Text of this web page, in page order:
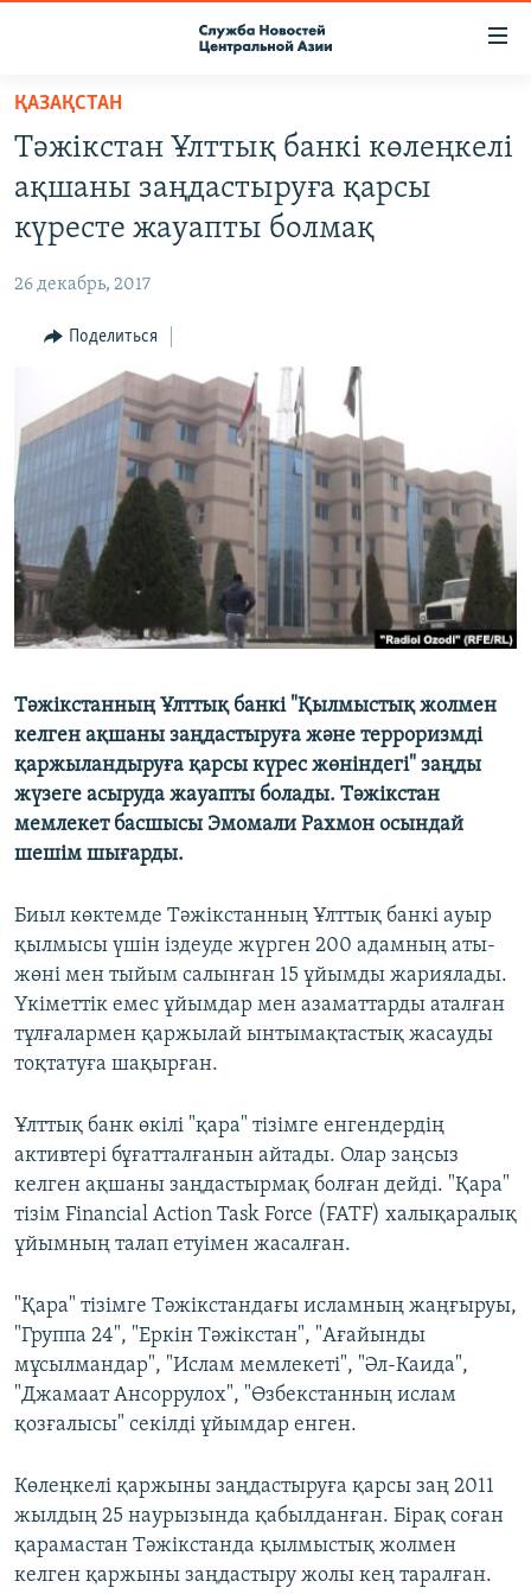
Вернуться
основному
содержанию
главной
навигации
Вернутся
НАСТОЯЩЕЕ ВРЕМЯ
МИГРАНТ МЕДИА
ҚАЗАҚСТАН
Тәжікстан Ұлттық банкі көлеңкелі
ақшаны заңдастыруға қарсы
күресте жауапты болмақ
26 декабрь, 2017
Поделиться
Тәжікстанның Ұлттық банкі "Қылмыстық жолмен
келген ақшаны заңдастыруға және терроризмді
қаржыландыруға қарсы күрес жөніндегі" заңды
жүзеге асыруда жауапты болады. Тәжікстан
мемлекет басшысы Эмомали Рахмон осындай
шешім шығарды.
Биыл көктемде Тәжікстанның Ұлттық банкі ауыр
қылмысы үшін іздеуде жүрген 200 адамның аты-
жөні мен тыйым салынған 15 ұйымды жариялады.
Үкіметтік емес ұйымдар мен азаматтарды аталған
тұлғалармен қаржылай ынтымақтастық жасауды
тоқтатуға шақырған.
Ұлттық банк өкілі "қара" тізімге енгендердің
активтері бұғатталғанын айтады. Олар заңсыз
келген ақшаны заңдастырмақ болған дейді. "Қара"
тізім Financial Action Task Force (FATF) халықаралық
ұйымның талап етуімен жасалған.
"Қара" тізімге Тәжікстандағы исламның жаңғыруы,
"Группа 24", "Еркін Тәжікстан", "Ағайынды
мұсылмандар", "Ислам мемлекеті", "Әл-Каида",
"Джамаат Ансоррулох", "Өзбекстанның ислам
қозғалысы" секілді ұйымдар енген.
Көлеңкелі қаржыны заңдастыруға қарсы заң 2011
жылдың 25 наурызында қабылданған. Бірақ соған
қарамастан Тәжікстанда қылмыстық жолмен
келген қаржыны заңдастыру жолы кең таралған.